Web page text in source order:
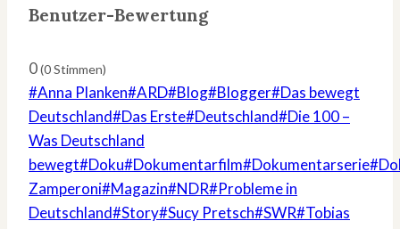
Benutzer-Bewertung
0(0Stimmen)
Schlagworte:
#Anna Planken#ARD#Blog#Blogger#Das bewegt
Deutschland#Das Erste#Deutschland#Die 100 –
Was Deutschland
bewegt#Doku#Dokumentarfilm#Dokumentarserie#
Zamperoni#Magazin#NDR#Probleme in
Deutschland#Story#Sucy Pretsch#SWR#Tobias